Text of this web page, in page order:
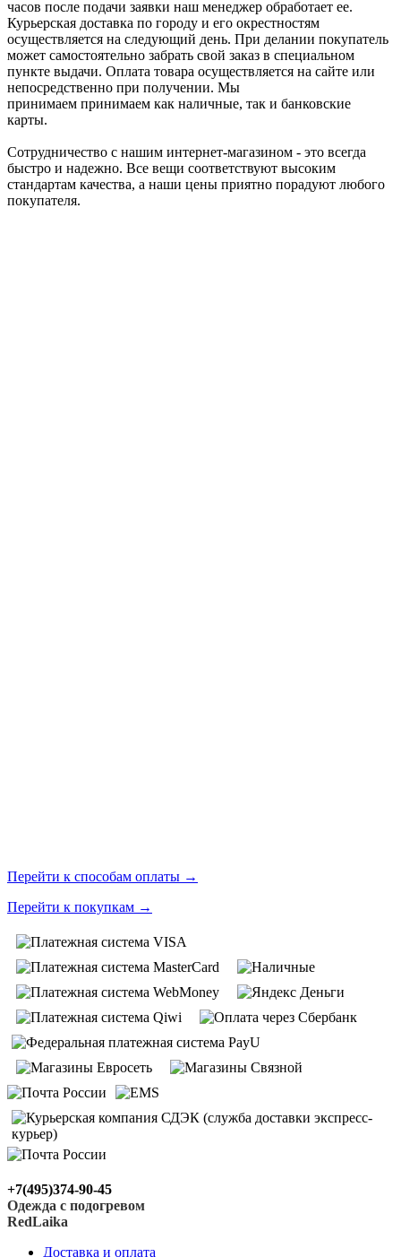
часов после подачи заявки наш менеджер обработает ее.
Курьерская доставка по городу и его окрестностям
осуществляется на следующий день. При делании покупатель
может самостоятельно забрать свой заказ в специальном
пункте выдачи. Оплата товара осуществляется на сайте или
непосредственно при получении. Мы
принимаем принимаем как наличные, так и банковские
карты.
Сотрудничество с нашим интернет-магазином - это всегда
быстро и надежно. Все вещи соответствуют высоким
стандартам качества, а наши цены приятно порадуют любого
покупателя.
Перейти к способам оплаты →
Перейти к покупкам →
+7(495)374-90-45
Одежда с подогревом
RedLaika
Доставка и оплата